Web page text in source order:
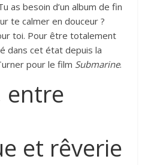
as besoin d’un album de fin
te calmer en douceur ?
toi. Pour être totalement
dans cet état depuis la
pour le film Submarine.
entre
et rêverie